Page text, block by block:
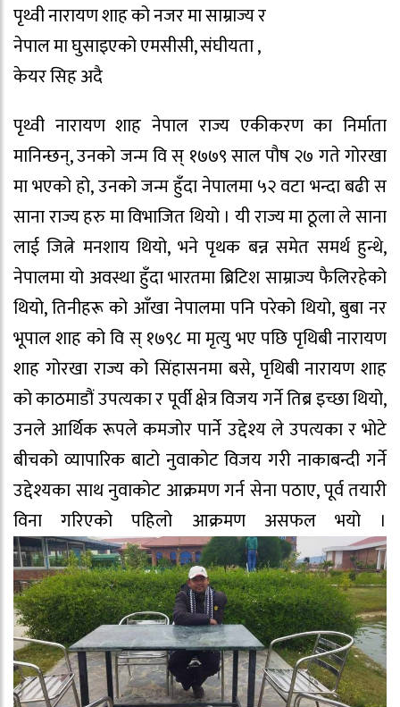
पृथ्वी नारायण शाह को नजर मा साम्राज्य र
नेपाल मा घुसाइएको एमसीसी, संघीयता ,
केयर सिह अदै
पृथ्वी नारायण शाह नेपाल राज्य एकीकरण का निर्माता
मानिन्छन्, उनको जन्म वि स् १७७९ साल पौष २७ गते गोरखा
मा भएको हो, उनको जन्म हुँदा नेपालमा ५२ वटा भन्दा बढी स
साना राज्य हरु मा विभाजित थियो । यी राज्य मा ठूला ले साना
लाई जित्ने मनशाय थियो, भने पृथक बन्न समेत समर्थ हुन्थे,
नेपालमा यो अवस्था हुँदा भारतमा ब्रिटिश साम्राज्य फैलिरहेको
थियो, तिनीहरू को आँखा नेपालमा पनि परेको थियो, बुबा नर
भूपाल शाह को वि स् १७९८ मा मृत्यु भए पछि पृथिबी नारायण
शाह गोरखा राज्य को सिंहासनमा बसे, पृथिबी नारायण शाह
को काठमाडौं उपत्यका र पूर्वी क्षेत्र विजय गर्ने तिब्र इच्छा थियो,
उनले आर्थिक रूपले कमजोर पार्ने उद्देश्य ले उपत्यका र भोटे
बीचको व्यापारिक बाटो नुवाकोट विजय गरी नाकाबन्दी गर्ने
उद्देश्यका साथ नुवाकोट आक्रमण गर्न सेना पठाए, पूर्व तयारी
विना गरिएको पहिलो आक्रमण असफल भयो ।